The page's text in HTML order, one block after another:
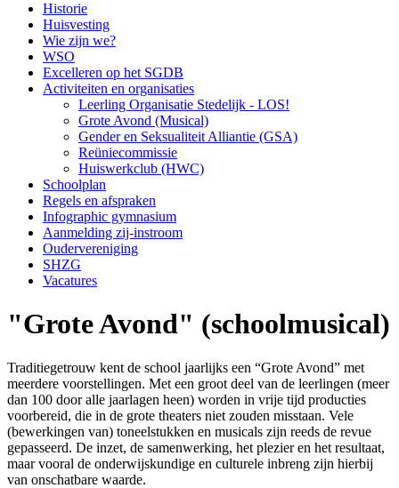
Historie
Huisvesting
Wie zijn we?
WSO
Excelleren op het SGDB
Activiteiten en organisaties
Leerling Organisatie Stedelijk - LOS!
Grote Avond (Musical)
Gender en Seksualiteit Alliantie (GSA)
Reüniecommissie
Huiswerkclub (HWC)
Schoolplan
Regels en afspraken
Infographic gymnasium
Aanmelding zij-instroom
Oudervereniging
SHZG
Vacatures
"Grote Avond" (schoolmusical)
Traditiegetrouw kent de school jaarlijks een “Grote Avond” met
meerdere voorstellingen. Met een groot deel van de leerlingen (meer
dan 100 door alle jaarlagen heen) worden in vrije tijd producties
voorbereid, die in de grote theaters niet zouden misstaan. Vele
(bewerkingen van) toneelstukken en musicals zijn reeds de revue
gepasseerd. De inzet, de samenwerking, het plezier en het resultaat,
maar vooral de onderwijskundige en culturele inbreng zijn hierbij
van onschatbare waarde.